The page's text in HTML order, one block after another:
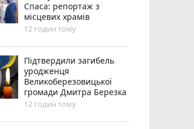
Спаса: репортаж з
місцевих храмів
12 годин тому
Підтвердили загибель
уродженця
Великоберезовицької
громади Дмитра Березка
12 годин тому